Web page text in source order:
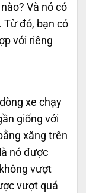
Và nó có
Từ đó, bạn có
với riêng
xe chạy
giống với
xăng trên
nó được
vượt
vượt quá